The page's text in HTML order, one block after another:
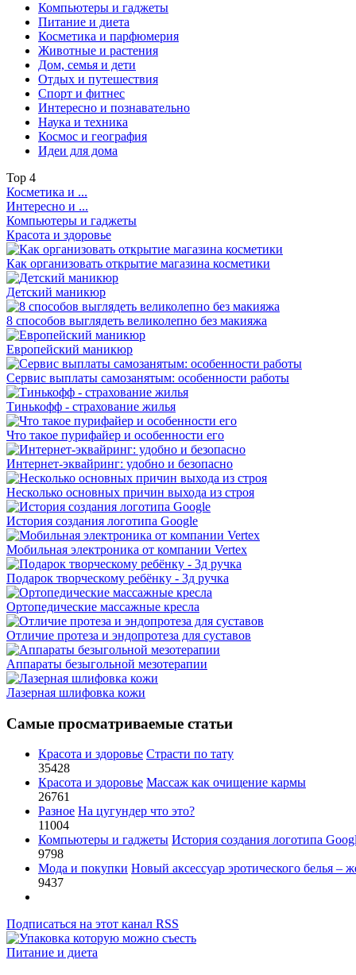
Компьютеры и гаджеты
Питание и диета
Косметика и парфюмерия
Животные и растения
Дом, семья и дети
Отдых и путешествия
Спорт и фитнес
Интересно и познавательно
Наука и техника
Космос и география
Идеи для дома
Top 4
Косметика и ...
Интересно и ...
Компьютеры и гаджеты
Красота и здоровье
Как организовать открытие магазина косметики
Детский маникюр
8 способов выглядеть великолепно без макияжа
Европейский маникюр
Сервис выплаты самозанятым: особенности работы
Тинькофф - страхование жилья
Что такое пурифайер и особенности его
Интернет-эквайринг: удобно и безопасно
Несколько основных причин выхода из строя
История создания логотипа Google
Мобильная электроника от компании Vertex
Подарок творческому ребёнку - 3д ручка
Ортопедические массажные кресла
Отличие протеза и эндопротеза для суставов
Аппараты безыгольной мезотерапии
Лазерная шлифовка кожи
Самые просматриваемые статьи
Красота и здоровье Страсти по тату
35428
Красота и здоровье Массаж как очищение кармы
26761
Разное На цугундер что это?
11004
Компьютеры и гаджеты История создания логотипа
9798
Мода и покупки Новый аксессуар эротического белья –
9437
Подписаться на этот канал RSS
Питание и диета